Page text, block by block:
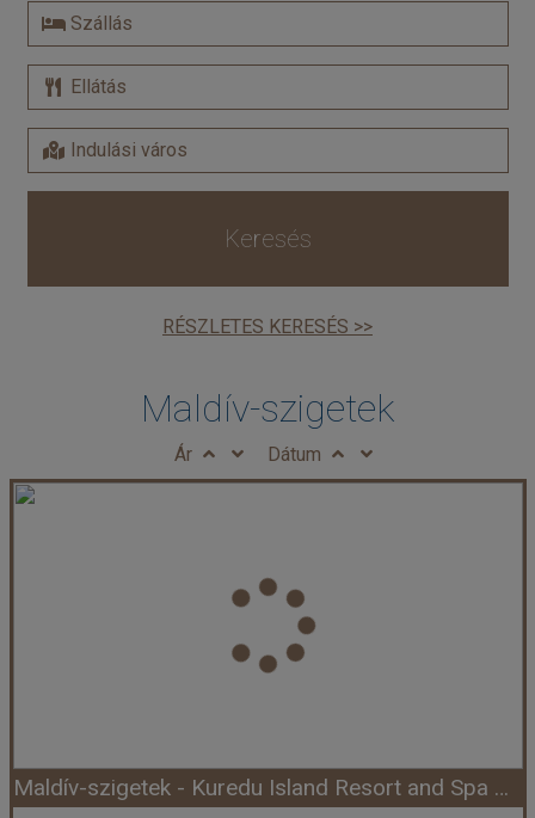
Keresés
RÉSZLETES KERESÉS >>
Maldív-szigetek
Ár Dátum
Maldív-szigetek - Kuredu Island Resort and Spa Maldives **** - Lhaviyani Atoll (Egyéni) ****